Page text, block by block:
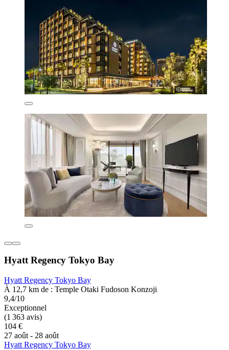
Hyatt Regency Tokyo Bay
Hyatt Regency Tokyo Bay
À 12,7 km de : Temple Otaki Fudoson Konzoji
9,4/10
Exceptionnel
(1 363 avis)
104 €
27 août - 28 août
Hyatt Regency Tokyo Bay